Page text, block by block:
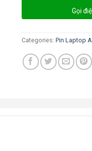
Gọi
Categories: Pin Laptop